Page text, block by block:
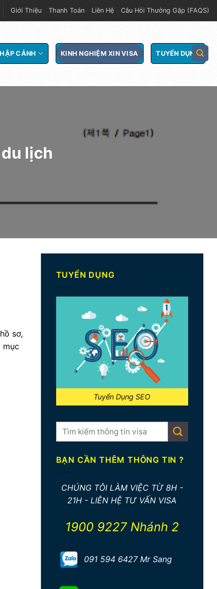
Giới Thiệu Thanh Toán Liên Hệ Câu Hỏi Thường Gặp (FAQS)
CẢNH KINH NGHIỆM XIN VISA TUYỂN DỤNG
lịch
sơ,
mục
TUYỂN DỤNG
Tuyển Dụng SEO
BẠN CẦN THÊM THÔNG TIN ?
CHÚNG TÔI LÀM VIỆC TỪ 8H -
21H - LIÊN HỆ TƯ VẤN VISA
1900 9227 Nhánh 2
091 594 6427 Mr Sang